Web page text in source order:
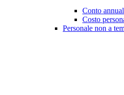
Conto
Costo
Personale non a